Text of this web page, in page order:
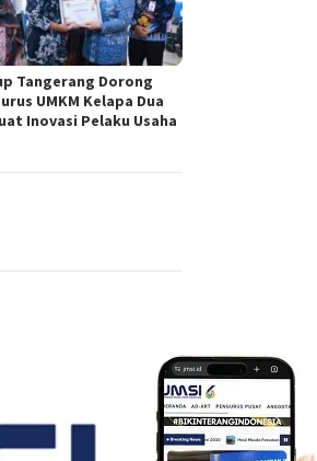
Tangerang Dorong
UMKM Kelapa Dua
Inovasi Pelaku Usaha